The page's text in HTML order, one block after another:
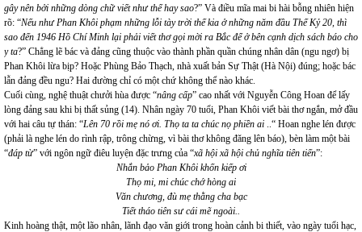
gây nên bởi những dòng chữ viết như thế hay sao?” Và điều mĩa mai bi hài bỗng nhiên hiện
rõ: “Nếu như Phan Khôi phạm những lỗi tày trời thế kia ở những năm đầu Thế Kỷ 20, thì
sao đến 1946 Hồ Chí Minh lại phải viết thơ gọi mời ra Bắc để ở bên cạnh dịch sách báo cho
y ta?” Chẳng lẽ bác và đảng cũng thuộc vào thành phần quần chúng nhân dân (ngu ngơ) bị
Phan Khôi lừa bịp? Hoặc Phùng Bảo Thạch, nhà xuất bản Sự Thật (Hà Nội) đúng; hoặc bác
lẫn đảng đều ngu? Hai đường chỉ có một chứ không thể nào khác.
Cuối cùng, nghệ thuật chưởi hùa được “nâng cấp” cao nhất với Nguyễn Công Hoan để lấy
lòng đảng sau khi bị thất sủng (14). Nhân ngày 70 tuổi, Phan Khôi viết bài thơ ngắn, mở đầu
với hai câu tự thán: “Lên 70 rồi mẹ nó ơi. Thọ ta ta chúc nọ phiền ai ..“ Hoan nghe lén được
(phải là nghe lén do rình rập, trông chừng, vì bài thơ không đăng lên báo), bèn làm một bài
“đáp từ” với ngôn ngữ điêu luyện đặc trưng của “xã hội xã hội chủ nghĩa tiên tiến”:
Nhắn bảo Phan Khôi khốn kiếp ơi
Thọ mi, mi chúc chớ hòng ai
Văn chương, đù mẹ thằng cha bạc
Tiết tháo tiên sư cái mẽ ngoài..
Kinh hoàng thật, một lão nhân, lãnh đạo văn giới trong hoàn cảnh bi thiết, vào ngày tuổi hạc,